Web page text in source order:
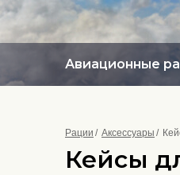
Авиационные
Рации Аксессуары
Кейсы